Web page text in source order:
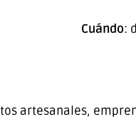
Cuándo:
artesanales,